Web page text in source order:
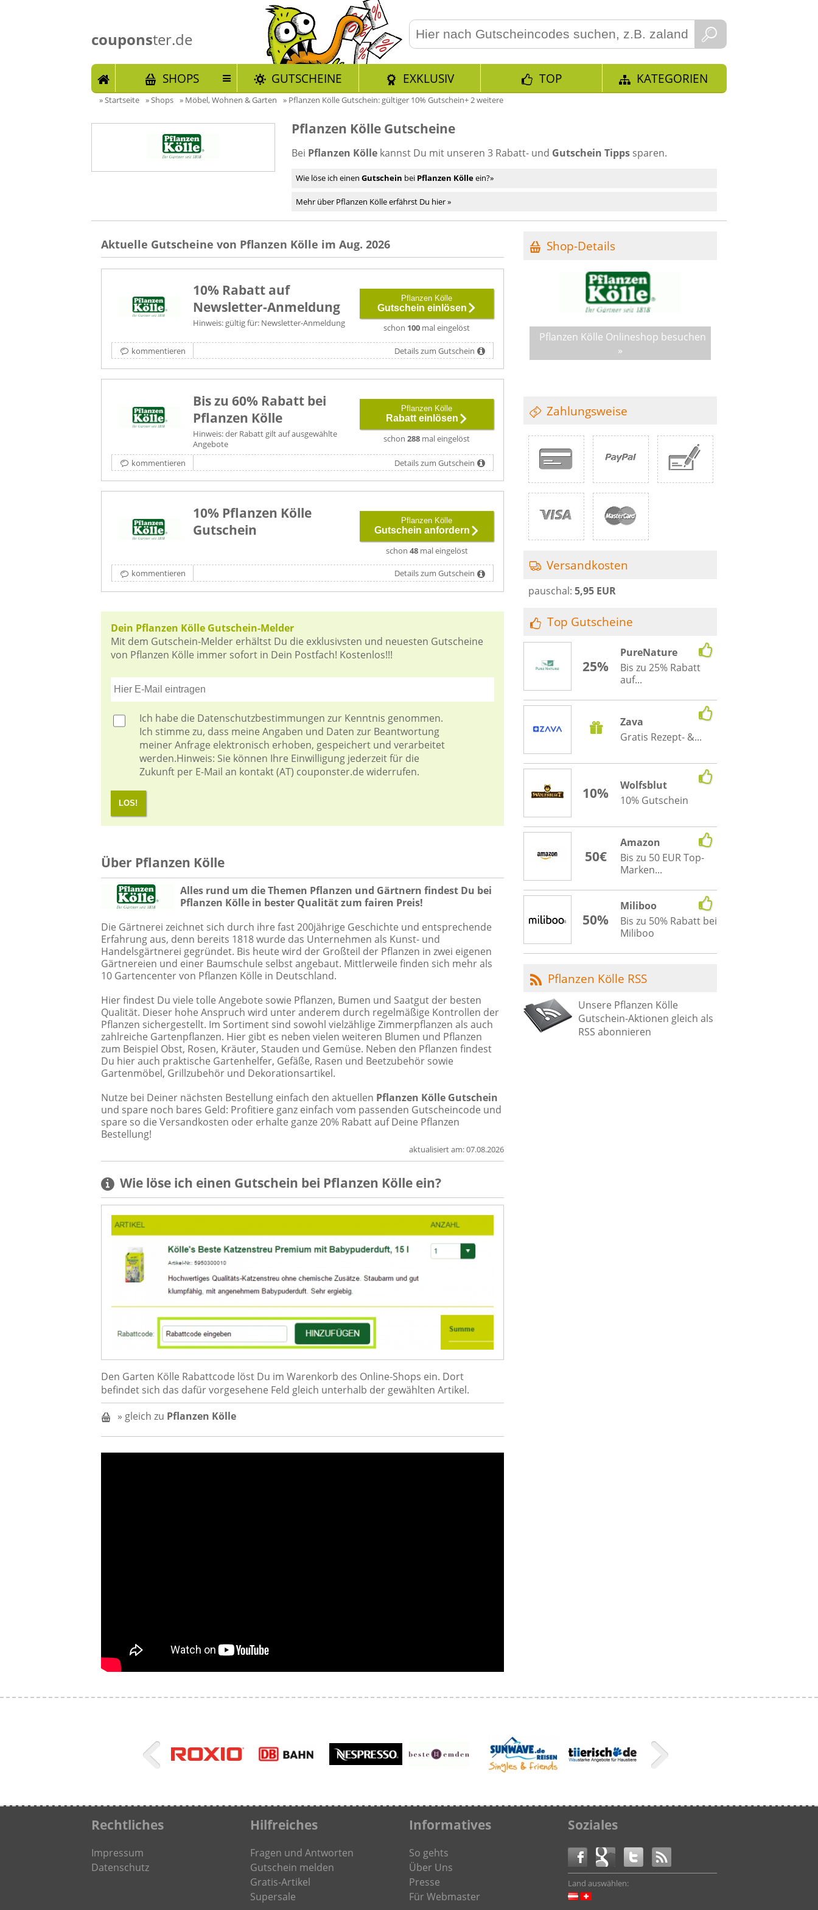
couponster.de
START SHOPS GUTSCHEINE EXKLUSIV TOP KATEGORIEN
»Startseite »Shops » Möbel, Wohnen & Garten » Pflanzen Kölle Gutschein: gültiger 10% Gutschein+ 2 weitere
Pflanzen Kölle Gutscheine
Bei Pflanzen Kölle kannst Du mit unseren 3 Rabatt- und Gutschein Tipps sparen.
Wie löse ich einen Gutschein bei Pflanzen Kölleein?»
Mehr über Pflanzen Kölle erfährst Du hier »
Aktuelle Gutscheine von Pflanzen Kölle im Aug. 2026
10% Rabatt auf
Newsletter-Anmeldung
Hinweis: gültig für: Newsletter-Anmeldung
Pflanzen Kölle
Gutschein einlösen
schon 100 mal eingelöst
kommentieren Details zum Gutschein
Bis zu 60% Rabatt bei
Pflanzen Kölle
Hinweis: der Rabatt gilt auf ausgewählte
Angebote
Pflanzen Kölle
Rabatt einlösen
schon 288 mal eingelöst
kommentieren Details zum Gutschein
10% Pflanzen Kölle
Gutschein
Pflanzen Kölle
Gutschein anfordern
schon 48mal eingelöst
kommentieren Details zum Gutschein
Dein Pflanzen Kölle Gutschein-Melder
Mit dem Gutschein-Melder erhältst Du die exklusivsten und neuesten Gutscheine
von Pflanzen Kölle immer sofort in Dein Postfach! Kostenlos!!!
Ich habe die Datenschutzbestimmungen zur Kenntnis genommen.
Ich stimme zu, dass meine Angaben und Daten zur Beantwortung
meiner Anfrage elektronisch erhoben, gespeichert und verarbeitet
werden.Hinweis: Sie können Ihre Einwilligung jederzeit für die
Zukunft per E-Mail an kontakt (AT) couponster.de widerrufen.
LOS!
Über Pflanzen Kölle
Alles rund um die Themen Pflanzen und Gärtnern findest Du bei
Pflanzen Kölle in bester Qualität zum fairen Preis!
Die Gärtnerei zeichnet sich durch ihre fast 200jährige Geschichte und entsprechende
Erfahrung aus, denn bereits 1818 wurde das Unternehmen als Kunst- und
Handelsgärtnerei gegründet. Bis heute wird der Großteil der Pflanzen in zwei eigenen
Gärtnereien und einer Baumschule selbst angebaut. Mittlerweile finden sich mehr als
10 Gartencenter von Pflanzen Kölle in Deutschland.
Hier findest Du viele tolle Angebote sowie Pflanzen, Bumen und Saatgut der besten
Qualität. Dieser hohe Anspruch wird unter anderem durch regelmäßige Kontrollen der
Pflanzen sichergestellt. Im Sortiment sind sowohl vielzählige Zimmerpflanzen als auch
zahlreiche Gartenpflanzen. Hier gibt es neben vielen weiteren Blumen und Pflanzen
zum Beispiel Obst, Rosen, Kräuter, Stauden und Gemüse. Neben den Pflanzen findest
Du hier auch praktische Gartenhelfer, Gefäße, Rasen und Beetzubehör sowie
Gartenmöbel, Grillzubehör und Dekorationsartikel.
Nutze bei Deiner nächsten Bestellung einfach den aktuellen Pflanzen Kölle Gutschein
und spare noch bares Geld: Profitiere ganz einfach vom passenden Gutscheincode und
spare so die Versandkosten oder erhalte ganze 20% Rabatt auf Deine Pflanzen
Bestellung!
aktualisiert am:07.08.2026
Wie löse ich einen Gutschein bei Pflanzen Kölle ein?
Den Garten Kölle Rabattcode löst Du im Warenkorb des Online-Shops ein. Dort
befindet sich das dafür vorgesehene Feld gleich unterhalb der gewählten Artikel.
» gleich zu Pflanzen Kölle
Shop-Details
Pflanzen Kölle Onlineshop besuchen
»
Zahlungsweise
Versandkosten
pauschal: 5,95 EUR
Top Gutscheine
25%
PureNature
Bis zu 25% Rabatt
auf...
Zava
Gratis Rezept- &...
10%
Wolfsblut
10% Gutschein
50€
Amazon
Bis zu 50 EUR Top-
Marken...
50%
Miliboo
Bis zu 50% Rabatt bei
Miliboo
Pflanzen Kölle RSS
Unsere Pflanzen Kölle
Gutschein-Aktionen gleich als
RSS abonnieren
Rechtliches
Impressum
Datenschutz
Hilfreiches
Fragen und Antworten
Gutschein melden
Gratis-Artikel
Supersale
Informatives
So gehts
Über Uns
Presse
Für Webmaster
Soziales
Land auswählen: